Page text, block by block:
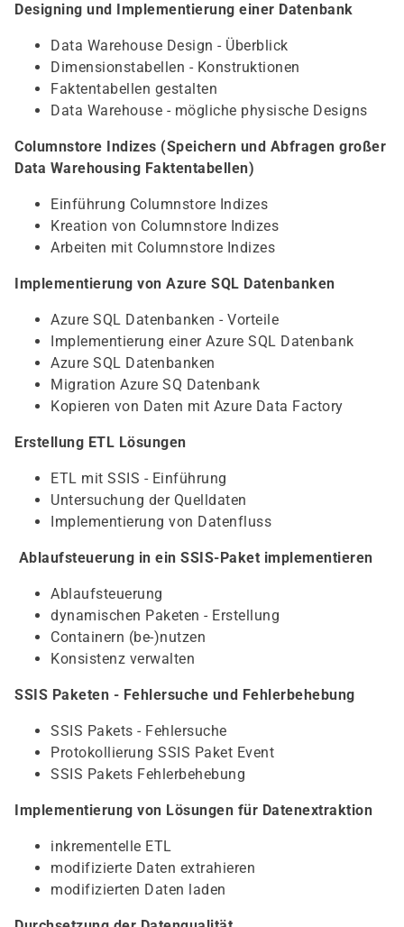
Designing und Implementierung einer Datenbank
Data Warehouse Design - Überblick
Dimensionstabellen - Konstruktionen
Faktentabellen gestalten
Data Warehouse - mögliche physische Designs
Columnstore Indizes (Speichern und Abfragen großer
Data Warehousing Faktentabellen)
Einführung Columnstore Indizes
Kreation von Columnstore Indizes
Arbeiten mit Columnstore Indizes
Implementierung von Azure SQL Datenbanken
Azure SQL Datenbanken - Vorteile
Implementierung einer Azure SQL Datenbank
Azure SQL Datenbanken
Migration Azure SQ Datenbank
Kopieren von Daten mit Azure Data Factory
Erstellung ETL Lösungen
ETL mit SSIS - Einführung
Untersuchung der Quelldaten
Implementierung von Datenfluss
Ablaufsteuerung in ein SSIS-Paket implementieren
Ablaufsteuerung
dynamischen Paketen - Erstellung
Containern (be-)nutzen
Konsistenz verwalten
SSIS Paketen - Fehlersuche und Fehlerbehebung
SSIS Pakets - Fehlersuche
Protokollierung SSIS Paket Event
SSIS Pakets Fehlerbehebung
Implementierung von Lösungen für Datenextraktion
inkrementelle ETL
modifizierte Daten extrahieren
modifizierten Daten laden